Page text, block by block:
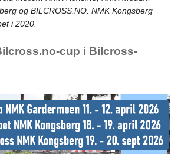
og BILCROSS.NO. NMK Kongsberg
i 2020.
cup i Bilcross-